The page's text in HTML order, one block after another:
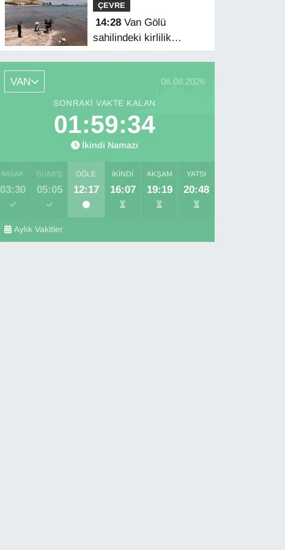
ÇEVRE
14:28Van Gölü
sahilindeki kirlilik
ihbarları üzerine
VAN
06.08.2026
SONRAKI VAKTE KALAN
01:59:33
İkindi Namazı
İMSAK
03:30
GÜNEŞ
05:05
ÖĞLE
12:17
İKINDI
16:07
AKŞAM
19:19
YATSI
20:48
Aylık Vakitler